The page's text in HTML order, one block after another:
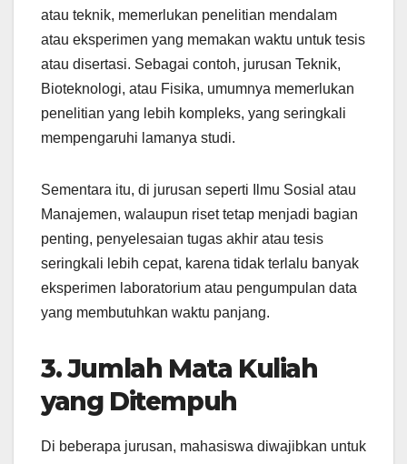
atau teknik, memerlukan penelitian mendalam
atau eksperimen yang memakan waktu untuk tesis
atau disertasi. Sebagai contoh, jurusan Teknik,
Bioteknologi, atau Fisika, umumnya memerlukan
penelitian yang lebih kompleks, yang seringkali
mempengaruhi lamanya studi.
Sementara itu, di jurusan seperti Ilmu Sosial atau
Manajemen, walaupun riset tetap menjadi bagian
penting, penyelesaian tugas akhir atau tesis
seringkali lebih cepat, karena tidak terlalu banyak
eksperimen laboratorium atau pengumpulan data
yang membutuhkan waktu panjang.
3. Jumlah Mata Kuliah
yang Ditempuh
Di beberapa jurusan, mahasiswa diwajibkan untuk